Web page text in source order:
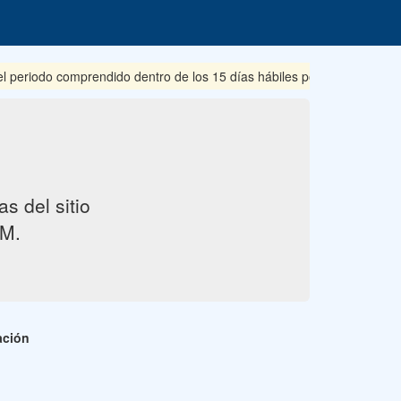
comprendido dentro de los 15 días hábiles posteriores a su
del sitio